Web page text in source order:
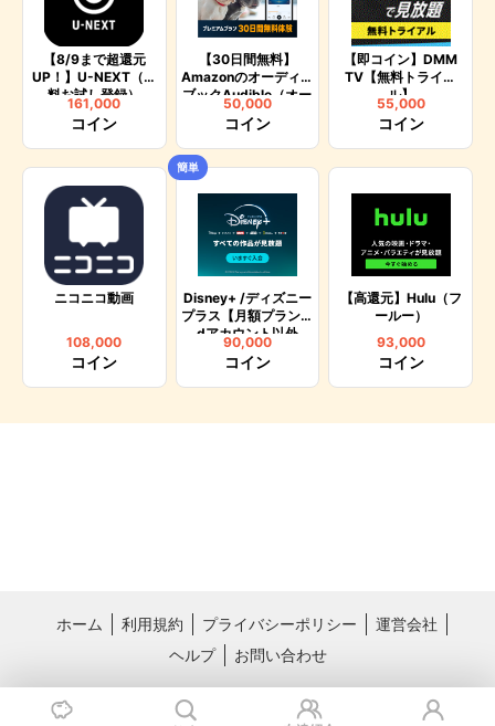
【8/9まで超還元
UP！】U-NEXT（無
料お試し登録）
161,000
コイン
【30日間無料】
Amazonのオーディオ
ブックAudible（オー
ディブル）
50,000
コイン
【即コイン】DMM
TV【無料トライア
ル】
55,000
コイン
ニコニコ動画
108,000
コイン
簡単
Disney+ /ディズニー
プラス【月額プラン】
dアカウント以外
90,000
コイン
【高還元】Hulu（フ
ールー）
93,000
コイン
ホーム 利用規約 プライバシーポリシー
運営会社
ヘルプ
お問い合わせ
料理レシピ動画サービス クラシル
国内最大級のライフスタイル情報サー